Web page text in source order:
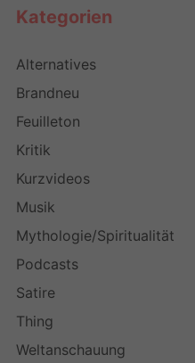
Kategorien
Alternatives
Brandneu
Feuilleton
Kritik
Kurzvideos
Musik
Mythologie/Spiritualität
Podcasts
Satire
Thing
Weltanschauung